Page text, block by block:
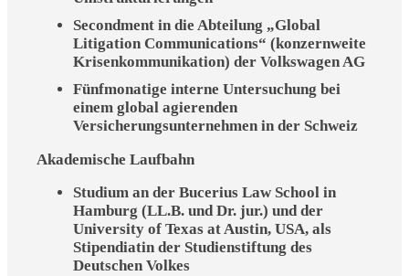
Secondment in die Abteilung „Global
Litigation Communications“ (konzernweite
Krisenkommunikation) der Volkswagen AG
Fünfmonatige interne Untersuchung bei
einem global agierenden
Versicherungsunternehmen in der Schweiz
Akademische Laufbahn
Studium an der Bucerius Law School in
Hamburg (LL.B. und Dr. jur.) und der
University of Texas at Austin, USA, als
Stipendiatin der Studienstiftung des
Deutschen Volkes